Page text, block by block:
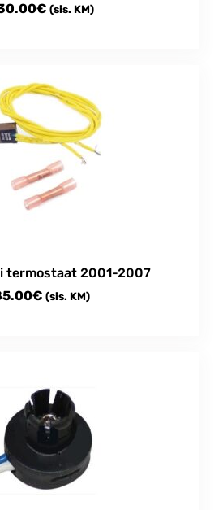
€ (sis. KM)
termostaat 2001-2007
€ (sis. KM)